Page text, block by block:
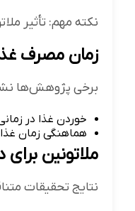
نکته مهم: تأثیر
زمان مصرف
برخی پژوهش‌ها
خوردن غذا در
هماهنگی زمان
ملاتونین برای دیابت
نتایج تحقیقات